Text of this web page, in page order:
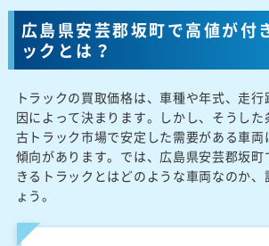
広島県安芸郡坂町で高値が付
ックとは？
トラックの買取価格は、車種や年式、走
因によって決まります。しかし、そうし
古トラック市場で安定した需要がある車両
傾向があります。では、広島県安芸郡坂町
きるトラックとはどのような車両なのか
ょう。